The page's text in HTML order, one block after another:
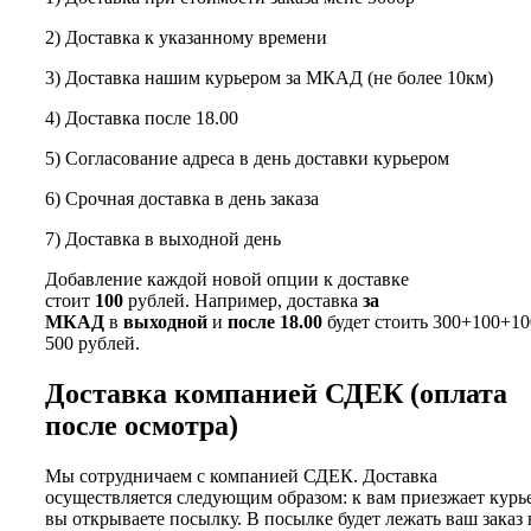
2) Доставка к указанному времени
3) Доставка нашим курьером за МКАД (не более 10км)
4) Доставка после 18.00
5) Согласование адреса в день доставки курьером
6) Срочная доставка в день заказа
7) Доставка в выходной день
Добавление каждой новой опции к доставке
стоит 100 рублей. Например, доставка за
МКАД в выходной и после 18.00 будет стоить
500 рублей.
Доставка компанией СДЕК (оплата
после осмотра)
Мы сотрудничаем с компанией СДЕК. Доставка
осуществляется следующим образом: к вам приезжает
вы открываете посылку. В посылке будет лежать ваш заказ